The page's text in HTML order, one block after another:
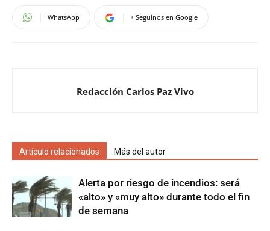
WhatsApp + Seguinos en Google
Redacción Carlos Paz Vivo
Artículo relacionados Más del autor
Alerta por riesgo de incendios: será
«alto» y «muy alto» durante todo el fin
de semana